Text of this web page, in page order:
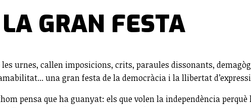
GRAN FESTA
urnes, callen imposicions, crits, paraules dissonants,
una gran festa de la democràcia i la llibertat
pensa que ha guanyat: els que volen la independència